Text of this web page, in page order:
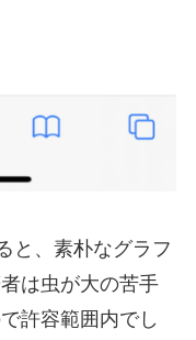
と、素朴なグラフ
は虫が大の苦手
許容範囲内でし